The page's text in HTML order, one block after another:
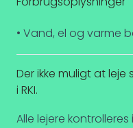
• Vand, el og varme
Der ikke muligt at
i RKI.
Alle lejere kontrolleres i